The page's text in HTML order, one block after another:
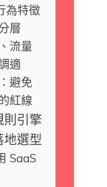
為特徵
層
流量
適
避免
紅線
則引擎
地選型
SaaS